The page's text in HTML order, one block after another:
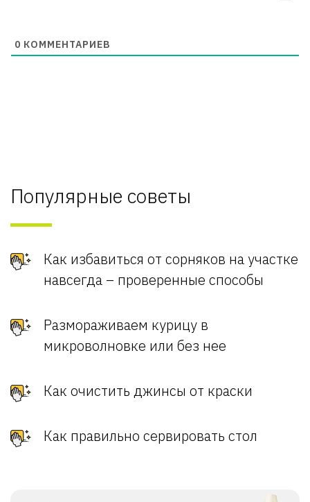
0 КОММЕНТАРИЕВ
Популярные советы
Как избавиться от сорняков на участке
навсегда – проверенные способы
Размораживаем курицу в
микроволновке или без нее
Как очистить джинсы от краски
Как правильно сервировать стол